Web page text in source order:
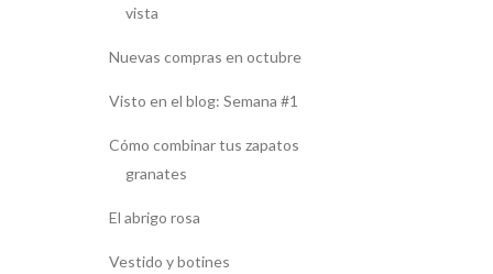
vista
Nuevas compras en octubre
Visto en el blog: Semana #1
Cómo combinar tus zapatos
granates
El abrigo rosa
Vestido y botines